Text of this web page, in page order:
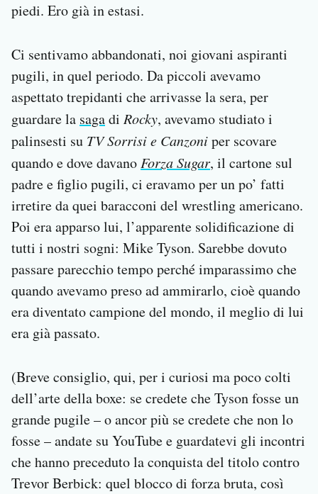
piedi. Ero già in estasi.
Ci sentivamo abbandonati, noi giovani aspiranti
pugili, in quel periodo. Da piccoli avevamo
aspettato trepidanti che arrivasse la sera, per
guardare la sagadi Rocky, avevamo studiato i
palinsesti su TV Sorrisi e Canzoniper scovare
quando e dove davanoForza Sugar, il cartone sul
padre e figlio pugili, ci eravamo per un po’ fatti
irretire da quei baracconi del wrestling americano.
Poi era apparso lui, l’apparente solidificazione di
tutti i nostri sogni: Mike Tyson. Sarebbe dovuto
passare parecchio tempo perché imparassimo che
quando avevamo preso ad ammirarlo, cioè quando
era diventato campione del mondo, il meglio di lui
era già passato.
(Breve consiglio, qui, per i curiosi ma poco colti
dell’arte della boxe: se credete che Tyson fosse un
grande pugile – o ancor più se credete che non lo
fosse – andate su YouTube e guardatevi gli incontri
che hanno preceduto la conquista del titolo contro
Trevor Berbick: quel blocco di forza bruta, così